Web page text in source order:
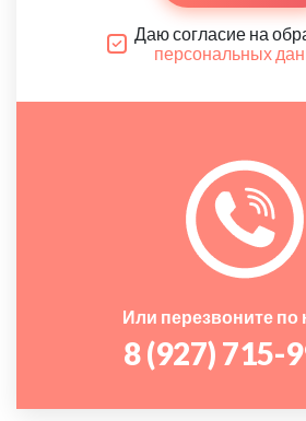
Даю согласие на
персональных
Или перезвоните по
8 (927) 715-